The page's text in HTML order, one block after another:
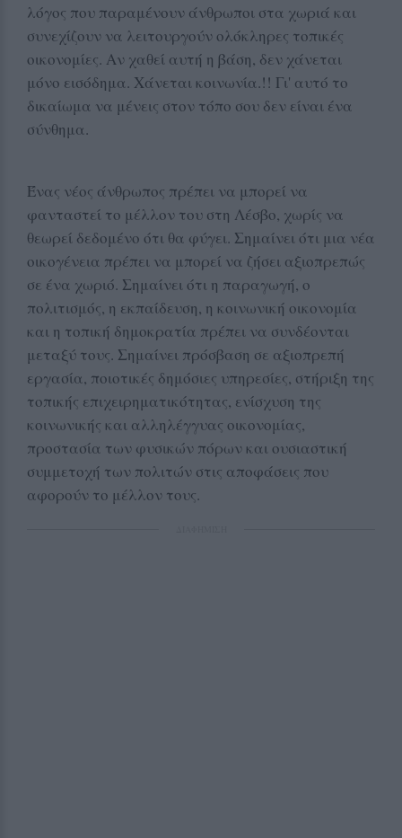
λόγος που παραμένουν άνθρωποι στα χωριά και
συνεχίζουν να λειτουργούν ολόκληρες τοπικές
οικονομίες. Αν χαθεί αυτή η βάση, δεν χάνεται
μόνο εισόδημα. Χάνεται κοινωνία.!! Γι' αυτό το
δικαίωμα να μένεις στον τόπο σου δεν είναι ένα
σύνθημα.
Ένας νέος άνθρωπος πρέπει να μπορεί να
φανταστεί το μέλλον του στη Λέσβο, χωρίς να
θεωρεί δεδομένο ότι θα φύγει. Σημαίνει ότι μια νέα
οικογένεια πρέπει να μπορεί να ζήσει αξιοπρεπώς
σε ένα χωριό. Σημαίνει ότι η παραγωγή, ο
πολιτισμός, η εκπαίδευση, η κοινωνική οικονομία
και η τοπική δημοκρατία πρέπει να συνδέονται
μεταξύ τους. Σημαίνει πρόσβαση σε αξιοπρεπή
εργασία, ποιοτικές δημόσιες υπηρεσίες, στήριξη της
τοπικής επιχειρηματικότητας, ενίσχυση της
κοινωνικής και αλληλέγγυας οικονομίας,
προστασία των φυσικών πόρων και ουσιαστική
συμμετοχή των πολιτών στις αποφάσεις που
αφορούν το μέλλον τους.